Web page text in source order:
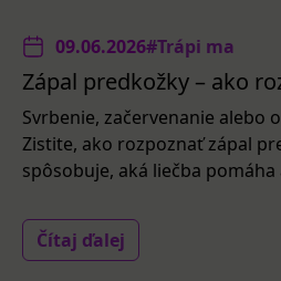
09.06.2026#Trápi ma
Zápal predkožky – ako
Svrbenie, začervenanie alebo
Zistite, ako rozpoznať zápal
spôsobuje, aká liečba
Čítaj ďalej